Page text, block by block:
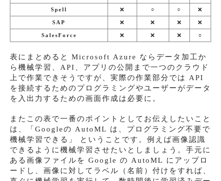
Spell ❌ ○ ○ ❌
SAP ❌ ❌ ❌ ❌
SalesForce ❌ ❌ ❌ ○
表にまとめると Microsoft Azure ならデータ加工か
ら機械学習、API、アプリの公開まで一つのクラウド
上で作業できそうですが、実際の作業部分では API
を接続するためのプログラミングやユーザーがデータ
を入出力するための画面作成は必要に。
またこの表で一番のポイントとしてお伝えしたいこと
は、「Googleの AutoML は、プログラミング不要で
機械学習できる」 ということです。例えば画像認識
できるように機械学習させたいとしましょう。手元に
ある画像ファイルを Google の AutoML にアップロ
ードし、画像に対してラベル（名前）付けをすれば、